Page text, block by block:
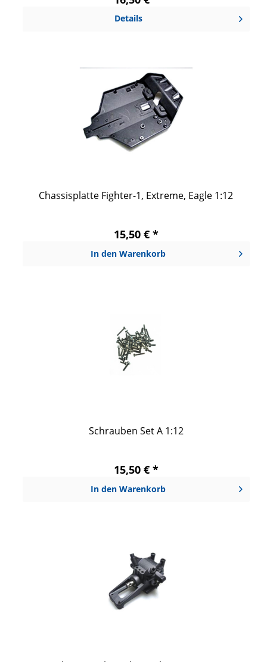
Details
Chassisplatte Fighter-1, Extreme, Eagle 1:12
15,50 € *
In den Warenkorb
Schrauben Set A 1:12
15,50 € *
In den Warenkorb